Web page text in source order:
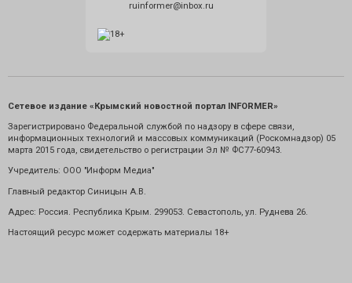
ruinformer@inbox.ru
Сетевое издание «Крымский новостной портал INFORMER»
Зарегистрировано Федеральной службой по надзору в сфере связи,
информационных технологий и массовых коммуникаций (Роскомнадзор) 05
марта 2015 года, свидетельство о регистрации Эл № ФС77-60943.
Учредитель: ООО "Информ Медиа"
Главный редактор Синицын А.В.
Адрес: Россия. Республика Крым. 299053. Севастополь, ул. Руднева 26.
Настоящий ресурс может содержать материалы 18+